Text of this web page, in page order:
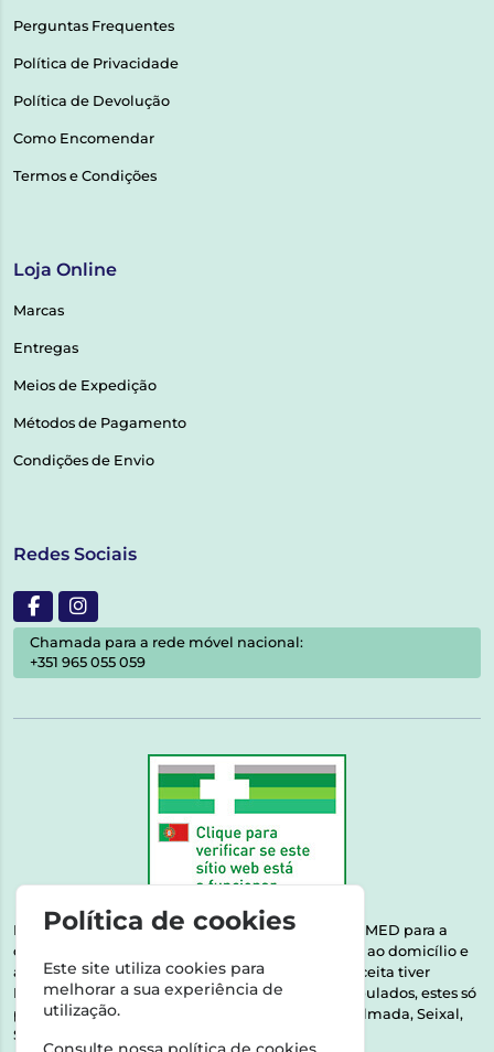
Perguntas Frequentes
Política de Privacidade
Política de Devolução
Como Encomendar
Termos e Condições
Loja Online
Marcas
Entregas
Meios de Expedição
Métodos de Pagamento
Condições de Envio
Redes Sociais
Chamada para a rede móvel nacional:
+351 965 055 059
Esta farmácia encontra-se autorizada pelo INFARMED para a
dispensa de medicamentos e produtos de saúde ao domicílio e
através da internet. Medicamentos | Se na sua receita tiver
MSRM, MNSRM, MSRMV ou Medicamentos Manipulados, estes só
podem ser entregues nos seguintes concelhos: Almada, Seixal,
Sesimbra, Oeiras e Lisboa.
Política de cookies
Este site utiliza cookies para
melhorar a sua experiência de
utilização.